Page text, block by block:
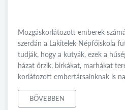
Mozgáskorlátozott emberek
szerdán a Lakitelek Népfőiskola
tudják, hogy a kutyák, ezek a
házat őrzik, birkákat, marhákat
korlátozott embertársainknak is
BŐVEBBEN